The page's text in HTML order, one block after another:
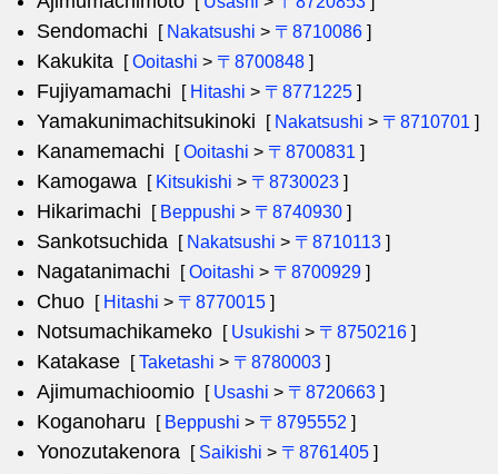
Sendomachi [ Nakatsushi > 〒8710086 ]
Kakukita [Ooitashi > 〒8700848 ]
Fujiyamamachi [ Hitashi > 〒8771225 ]
Yamakunimachitsukinoki [ Nakatsushi > 〒8710701 ]
Kanamemachi [Ooitashi > 〒8700831 ]
Kamogawa [ Kitsukishi > 〒8730023 ]
Hikarimachi [ Beppushi > 〒8740930 ]
Sankotsuchida [ Nakatsushi > 〒8710113 ]
Nagatanimachi [Ooitashi > 〒8700929 ]
Chuo [ Hitashi > 〒8770015 ]
Notsumachikameko [ Usukishi > 〒8750216 ]
Katakase [Taketashi > 〒8780003 ]
Ajimumachioomio [ Usashi > 〒8720663 ]
Koganoharu [ Beppushi > 〒8795552 ]
Yonozutakenora [ Saikishi > 〒8761405 ]